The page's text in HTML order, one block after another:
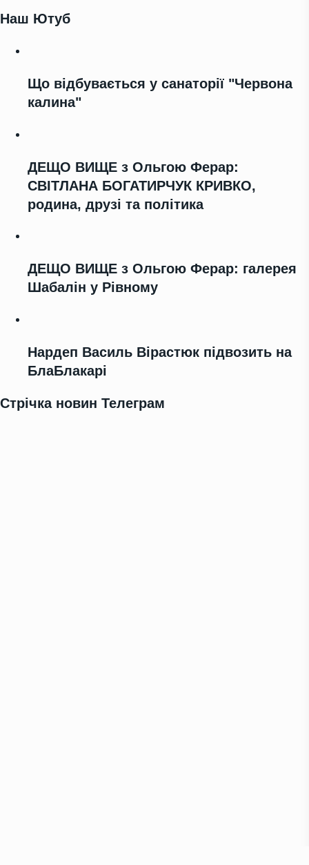
Наш Ютуб
Що відбувається у санаторії "Червона
калина"
ДЕЩО ВИЩЕ з Ольгою Ферар:
СВІТЛАНА БОГАТИРЧУК КРИВКО,
родина, друзі та політика
ДЕЩО ВИЩЕ з Ольгою Ферар: галерея
Шабалін у Рівному
Нардеп Василь Вірастюк підвозить на
БлаБлакарі
Стрічка новин Телеграм